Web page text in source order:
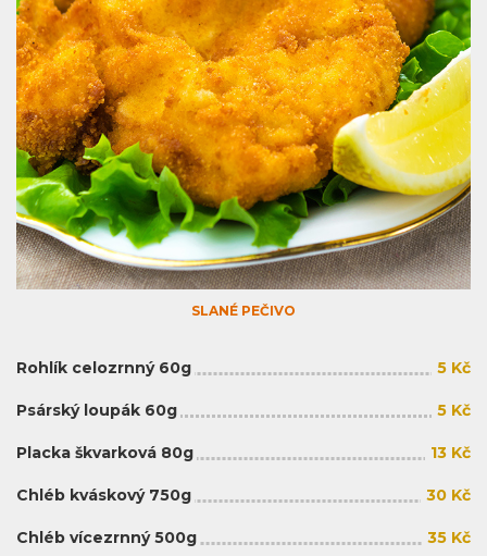
SLANÉ PEČIVO
Rohlík celozrnný 60g 5 Kč
Psárský loupák 60g 5 Kč
Placka škvarková 80g 13 Kč
Chléb kváskový 750g 30 Kč
Chléb vícezrnný 500g 35 Kč